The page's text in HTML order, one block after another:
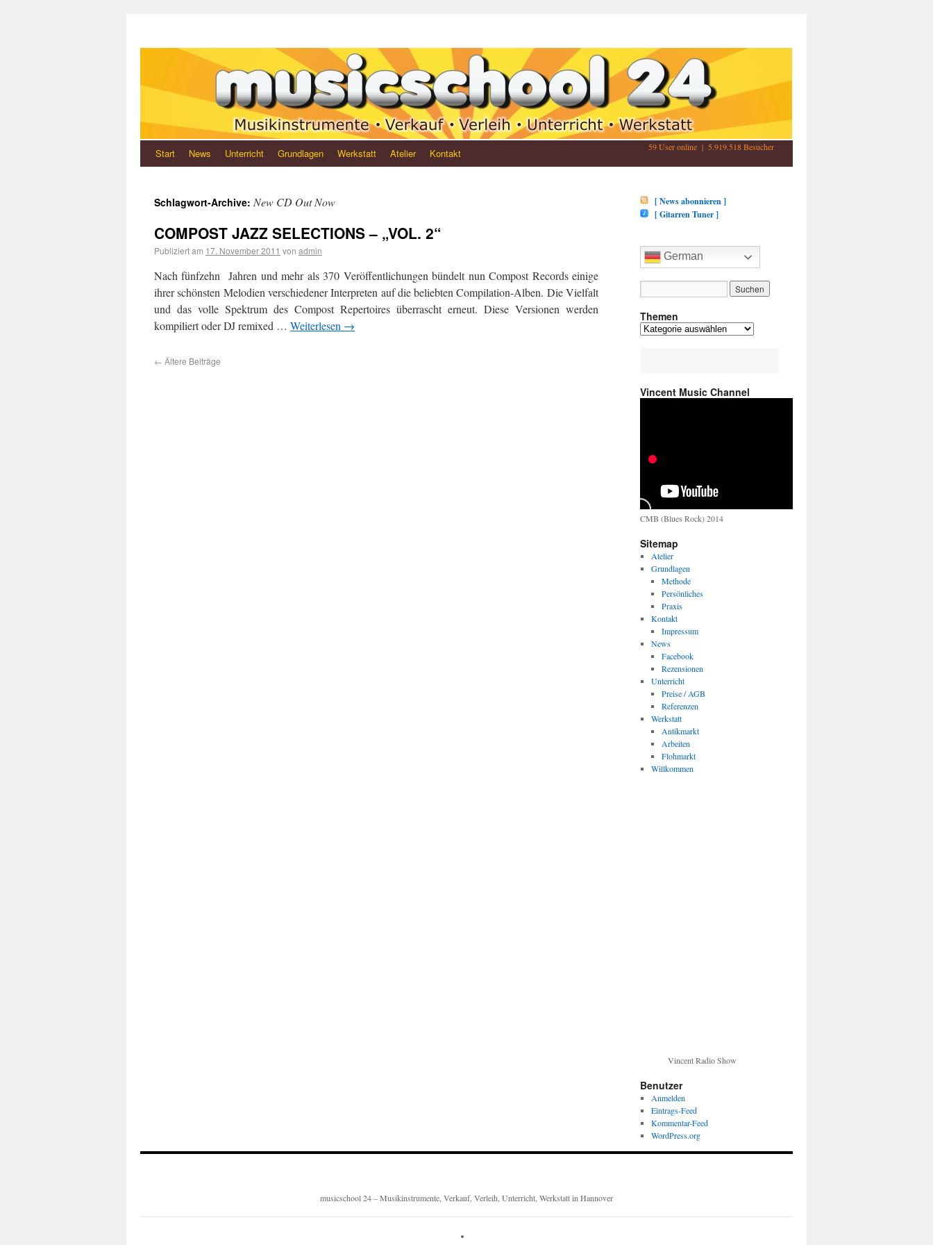
Start News Unterricht Grundlagen Werkstatt Atelier Kontakt 59 User online | 5.919.518 Besucher
Schlagwort-Archive: New CD Out Now
COMPOST JAZZ SELECTIONS – „VOL. 2“
Publiziert am 17. November 2011 von admin
Nach fünfzehn Jahren und mehr als 370 Veröffentlichungen bündelt nun Compost Records einige
ihrer schönsten Melodien verschiedener Interpreten auf die beliebten Compilation-Alben. Die Vielfalt
und das volle Spektrum des Compost Repertoires überrascht erneut. Diese Versionen werden
kompiliert oder DJ remixed … Weiterlesen →
← Ältere Beiträge
[ News abonnieren ]
[ Gitarren Tuner ]
German
Themen
Vincent Music Channel
CMB (Blues Rock) 2014
Sitemap
Atelier
Grundlagen
Methode
Persönliches
Praxis
Kontakt
Impressum
News
Facebook
Rezensionen
Unterricht
Preise / AGB
Referenzen
Werkstatt
Antikmarkt
Arbeiten
Flohmarkt
Willkommen
Vincent Radio Show
Benutzer
Anmelden
Eintrags-Feed
Kommentar-Feed
WordPress.org
musicschool 24 – Musikinstrumente, Verkauf, Verleih, Unterricht, Werkstatt in Hannover